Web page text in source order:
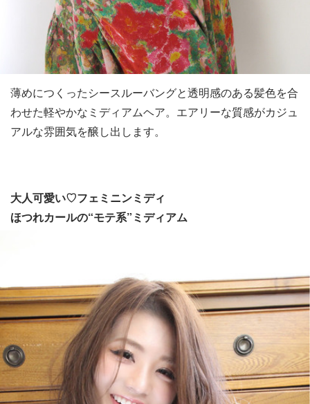
薄めにつくったシースルーバングと透明感のある髪色を合
わせた軽やかなミディアムヘア。エアリーな質感がカジュ
アルな雰囲気を醸し出します。
大人可愛い♡フェミニンミディ
ほつれカールの“モテ系”ミディアム